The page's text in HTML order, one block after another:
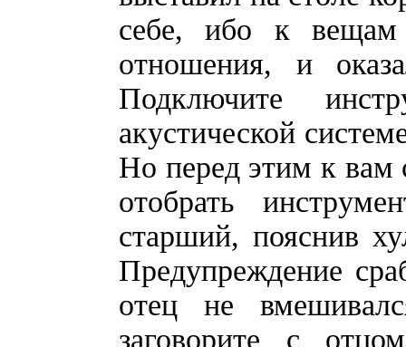
себе, ибо к вещам
отношения, и
Подключите
акустической
Но перед этим к вам
отобрать
старший, пояснив
Предупреждение
отец не
заговорите с